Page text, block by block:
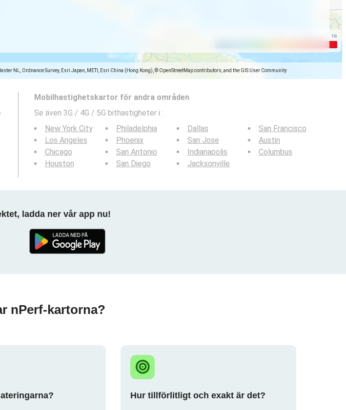
NL, Ordnance Survey, Esri Japan, METI, Esri China (Hong Kong), © OpenStreetMap contributors, and the GIS User Community
Mobilhastighetskartor för andra områden
Se även 3G / 4G / 5G bithastigheter i :
New York City
Los Angeles
Chicago
Houston
Philadelphia
Phoenix
San Antonio
San Diego
Dallas
San Jose
Indianapolis
Jacksonville
San Francisco
Austin
Columbus
ladda ner vår app nu!
nPerf-kartorna?
Hur tillförlitligt och exakt är det?